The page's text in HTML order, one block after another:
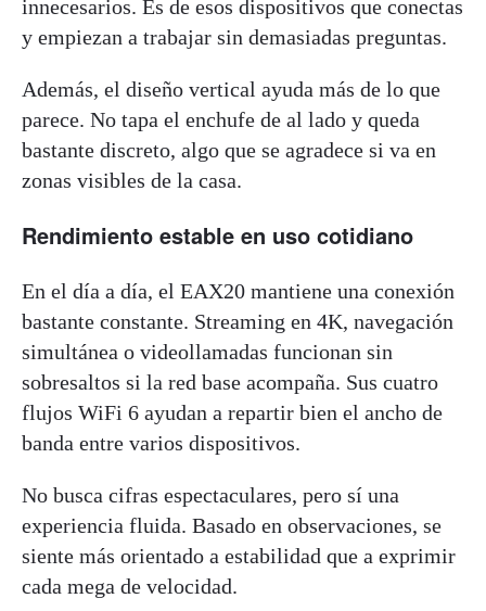
innecesarios. Es de esos dispositivos que conectas
y empiezan a trabajar sin demasiadas preguntas.
Además, el diseño vertical ayuda más de lo que
parece. No tapa el enchufe de al lado y queda
bastante discreto, algo que se agradece si va en
zonas visibles de la casa.
Rendimiento estable en uso cotidiano
En el día a día, el EAX20 mantiene una conexión
bastante constante. Streaming en 4K, navegación
simultánea o videollamadas funcionan sin
sobresaltos si la red base acompaña. Sus cuatro
flujos WiFi 6 ayudan a repartir bien el ancho de
banda entre varios dispositivos.
No busca cifras espectaculares, pero sí una
experiencia fluida. Basado en observaciones, se
siente más orientado a estabilidad que a exprimir
cada mega de velocidad.